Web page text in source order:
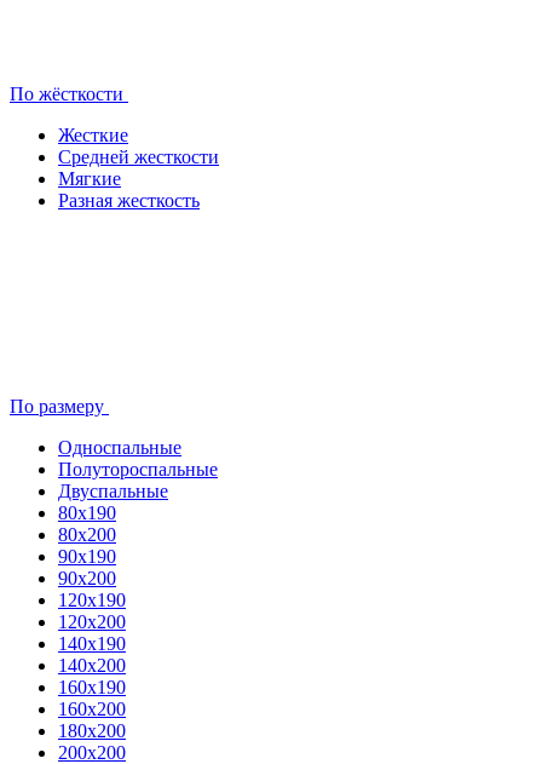
По жёсткости
Жесткие
Средней жесткости
Мягкие
Разная жесткость
По размеру
Односпальные
Полутороспальные
Двуспальные
80x190
80х200
90х190
90х200
120х190
120х200
140х190
140х200
160х190
160х200
180х200
200х200